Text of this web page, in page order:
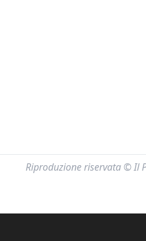
Riproduzione riservata © Il